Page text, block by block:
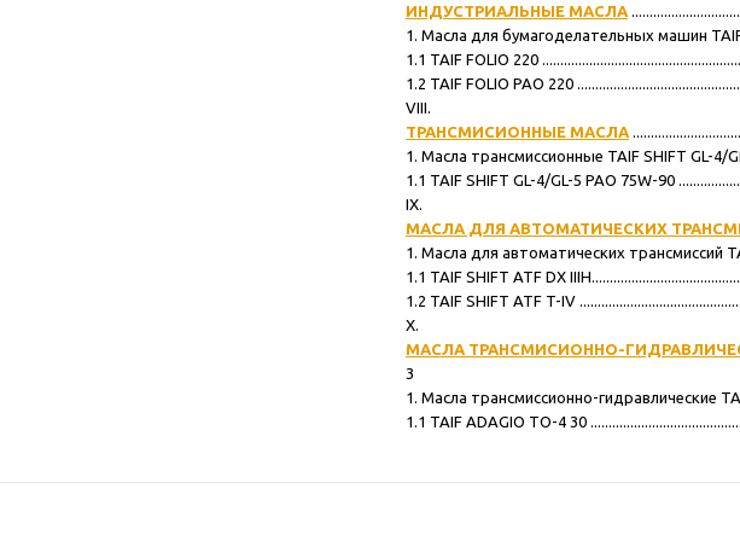
ИНДУСТРИАЛЬНЫЕ МАСЛА
1. Масла для бумагоделательных машин
1.1 TAIF FOLIO 220
1.2 TAIF FOLIO PAO 220
VIII.
ТРАНСМИСИОННЫЕ МАСЛА
1. Масла трансмиссионные TAIF SHIFT GL-4/
1.1 TAIF SHIFT GL-4/GL-5 PAO 75W-90
IX.
МАСЛА ДЛЯ АВТОМАТИЧЕСКИХ
1. Масла для автоматических трансмиссий
1.1 TAIF SHIFT ATF DX
1.2 TAIF SHIFT ATF T-IV
X.
МАСЛА ТРАНСМИСИОННО-
3
1. Масла трансмиссионно-гидравлические
1.1 TAIF ADAGIO TO-4 30